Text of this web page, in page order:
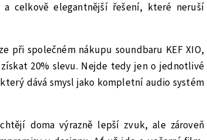
celkově elegantnější řešení, které neruší
při společném nákupu soundbaru KEF XIO,
20% slevu. Nejde tedy jen o jednotlivé
dává smysl jako kompletní audio systém
doma výrazně lepší zvuk, ale zároveň